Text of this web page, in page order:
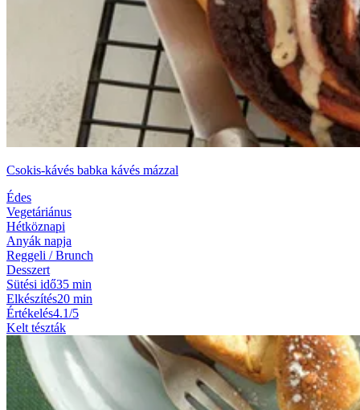
Csokis-kávés babka kávés mázzal
Édes
Vegetáriánus
Hétköznapi
Anyák napja
Reggeli / Brunch
Desszert
Sütési idő35 min
Elkészítés20 min
Értékelés4.1/5
Kelt tészták